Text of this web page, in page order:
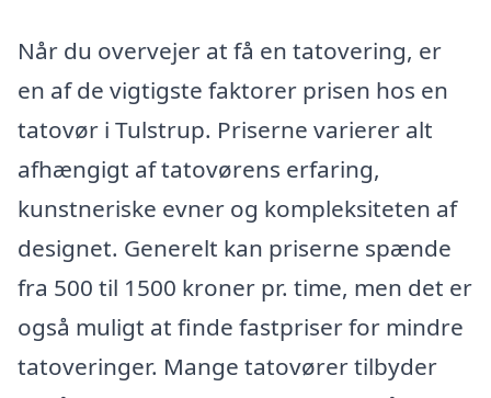
Når du overvejer at få en tatovering, er
en af de vigtigste faktorer prisen hos en
tatovør i Tulstrup. Priserne varierer alt
afhængigt af tatovørens erfaring,
kunstneriske evner og kompleksiteten af
designet. Generelt kan priserne spænde
fra 500 til 1500 kroner pr. time, men det er
også muligt at finde fastpriser for mindre
tatoveringer. Mange tatovører tilbyder